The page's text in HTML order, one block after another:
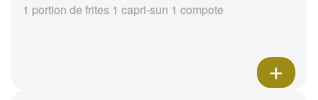
1 portion de frites 1 capri-sun 1 compote